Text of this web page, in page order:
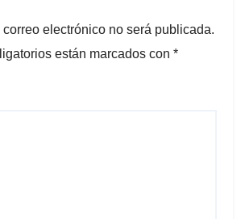
electrónico no será publicada.
están marcados con *